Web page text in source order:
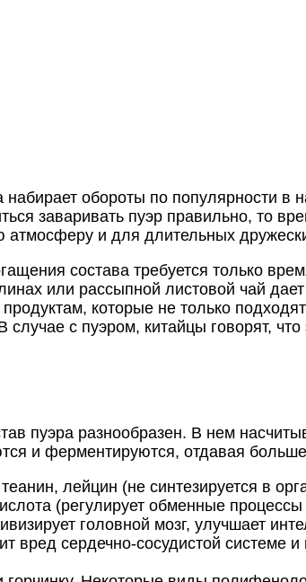
обороты по популярности в
заваривать пуэр правильно, то
и для длительных
состава требуется только
или рассыпной листовой чай
которые не только
с пуэром, китайцы говорят, что
пуэра разнообразен. В нем
и ферментируются, отдавая
лейцин (не синтезируется в
(регулирует обменные
головной мозг, улучшает
вред сердечно-сосудистой системе